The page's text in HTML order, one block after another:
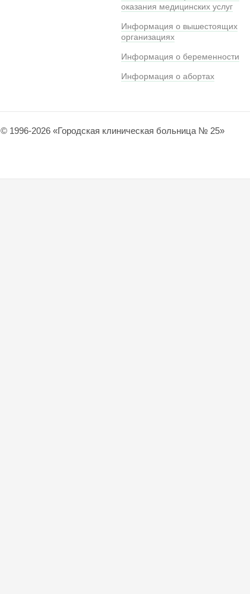
оказания медицинских услуг
Информация о вышестоящих
организациях
Информация о беременности
Информация о абортах
© 1996-2026 «Городская клиническая больница № 25»